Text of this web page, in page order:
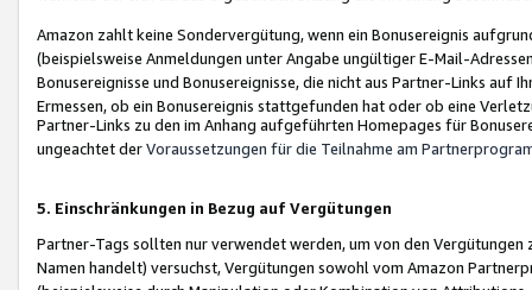
Amazon zahlt keine Sondervergütung, wenn ein Bonusereignis
(beispielsweise Anmeldungen unter Angabe ungültiger E-Mail-
Bonusereignisse und Bonusereignisse, die nicht aus Partner-Links auf
Ermessen, ob ein Bonusereignis stattgefunden hat oder ob eine
Partner-Links zu den im Anhang aufgeführten Homepages für
ungeachtet derVoraussetzungen für die Teilnahme am
5. Einschränkungen in Bezug auf Vergütungen
Partner-Tags sollten nur verwendet werden, um von den
Namen handelt) versuchst, Vergütungen sowohl vom Amazon